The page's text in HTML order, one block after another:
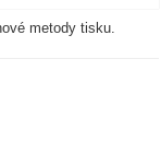
metody tisku.